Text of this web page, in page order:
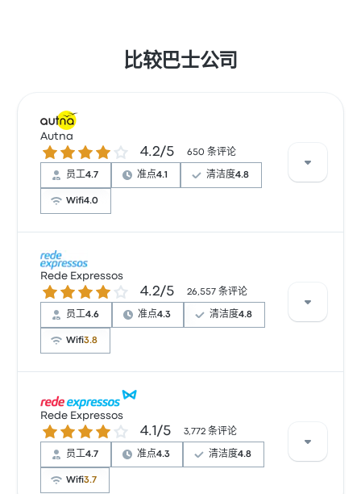
比较巴士公司
Autna
4.2 / 5 星 4.2/5 650 条评论
员工4.7 准点4.1 清洁度4.8
Wifi4.0
根据 34 条评论，Autna 提供的本行程被评为 4 颗星。旅
客对 电源插座 和 车票资源 特别满意，但也有旅客抱怨
及时性。 Autna 在此路线提供的票价为 ¥79 起
Rede Expressos
4.2 / 5 星 4.2/5 26,557 条评论
员工4.6 准点4.3 清洁度4.8
Wifi3.8
根据 11 条评论，Rede Expressos 提供的本行程被评为
3.7 颗星。旅客对 座位 和 清洁度 特别满意，但也有旅客
抱怨 及时性。 Rede Expressos 在此路线提供的票价为
¥64 起
Rede Expressos
4.1 / 5 星 4.1/5 3,772 条评论
员工4.7 准点4.3 清洁度4.8
Wifi3.7